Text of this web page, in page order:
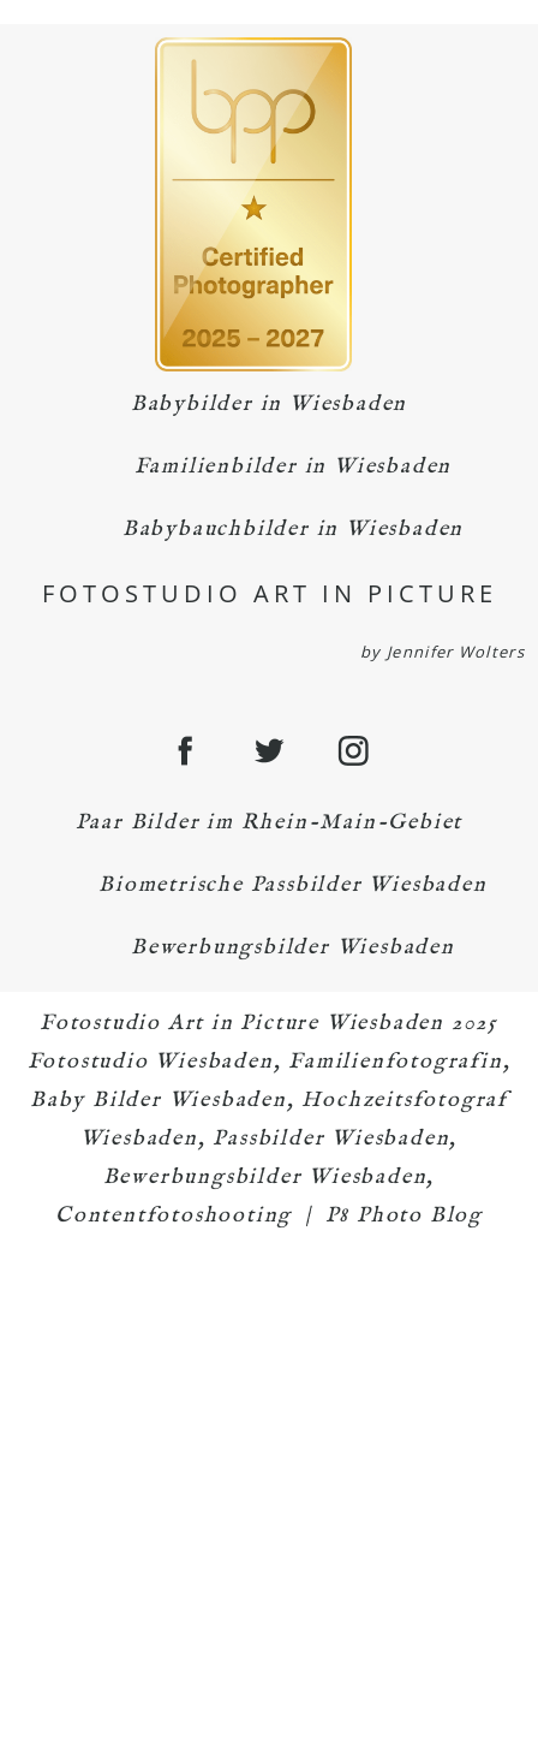
Babybilder in Wiesbaden
Familienbilder in Wiesbaden
Babybauchbilder in Wiesbaden
FOTOSTUDIO ART IN PICTURE
by Jennifer Wolters
Paar Bilder im Rhein-Main-Gebiet
Biometrische Passbilder Wiesbaden
Bewerbungsbilder Wiesbaden
Fotostudio Art in Picture Wiesbaden 2025
Fotostudio Wiesbaden, Familienfotografin,
Baby Bilder Wiesbaden, Hochzeitsfotograf
Wiesbaden, Passbilder Wiesbaden,
Bewerbungsbilder Wiesbaden,
Contentfotoshooting | P8 Photo Blog